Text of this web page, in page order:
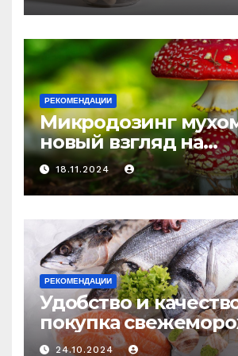
и истощения
РЕКОМЕНДАЦИИ
Микродозинг
новый взгляд на
психоделику
18.11.2024
РЕКОМЕНДАЦИИ
Удобство и
покупка
рыбы онлайн
24.10.2024